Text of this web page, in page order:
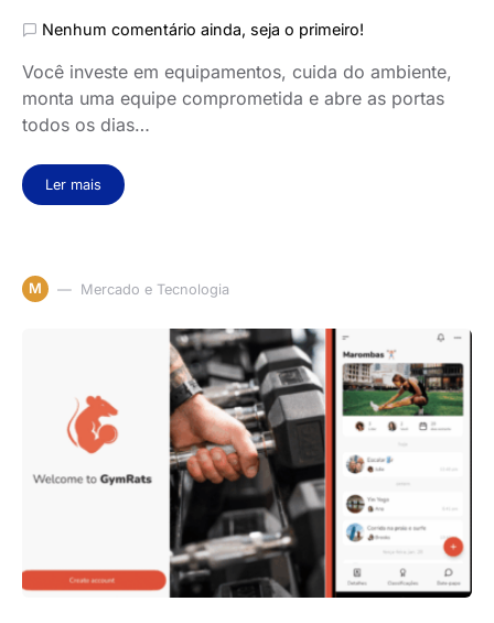
Nenhum comentário ainda, seja o primeiro!
Você investe em equipamentos, cuida do ambiente,
monta uma equipe comprometida e abre as portas
todos os dias…
Ler mais
M Mercado e Tecnologia